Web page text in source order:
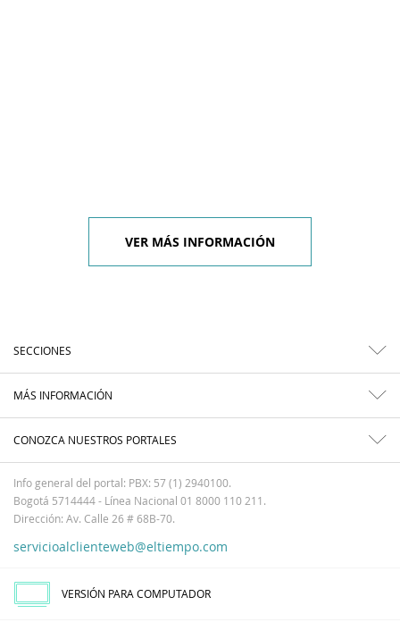
VER MÁS INFORMACIÓN
SECCIONES
MÁS INFORMACIÓN
CONOZCA NUESTROS PORTALES
Info general del portal: PBX: 57 (1) 2940100.
Bogotá 5714444 - Línea Nacional 01 8000 110 211.
Dirección: Av. Calle 26 # 68B-70.
servicioalclienteweb@eltiempo.com
VERSIÓN PARA COMPUTADOR